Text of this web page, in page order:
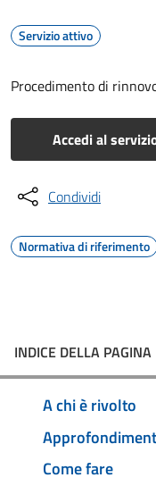
Servizio attivo
Procedimento di
Accedi al
Condividi
Normativa di riferimento
INDICE DELLA PAGINA
A chi è rivolto
Come fare